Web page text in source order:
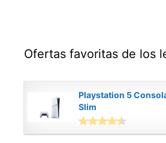
Ofertas favoritas de los
Playstation 5
Slim